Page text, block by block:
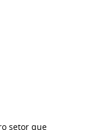
setor que